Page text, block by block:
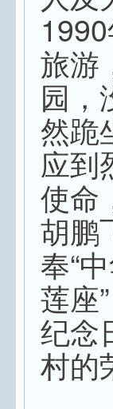
旅游
园，
然跪
应到
使命
胡鹏
奉“
莲座
纪念
村的